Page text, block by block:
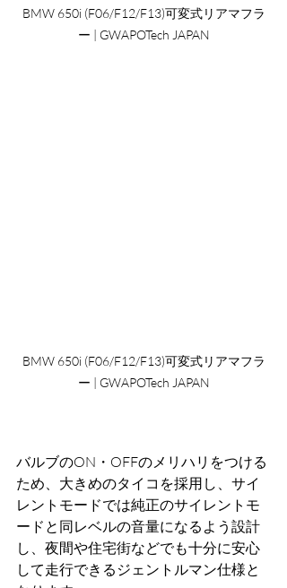
BMW 650i (F06/F12/F13)可変式リアマフラ
ー | GWAPOTech JAPAN
BMW 650i (F06/F12/F13)可変式リアマフラ
ー | GWAPOTech JAPAN
バルブのON・OFFのメリハリをつける
ため、大きめのタイコを採用し、サイ
レントモードでは純正のサイレントモ
ードと同レベルの音量になるよう設計
し、夜間や住宅街などでも十分に安心
して走行できるジェントルマン仕様と